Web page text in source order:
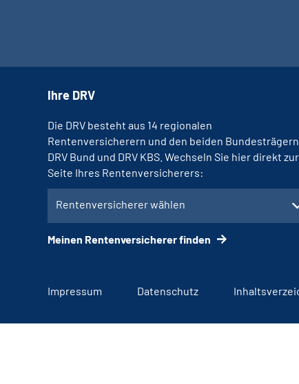
Ihre DRV
Die DRV besteht aus 14 regionalen
Rentenversicherern und den beiden Bundesträgern
DRV Bund und DRV KBS. Wechseln Sie hier direkt zur
Seite Ihres Rentenversicherers:
Rentenversicherer wählen
Meinen Rentenversicherer finden
Impressum Datenschutz